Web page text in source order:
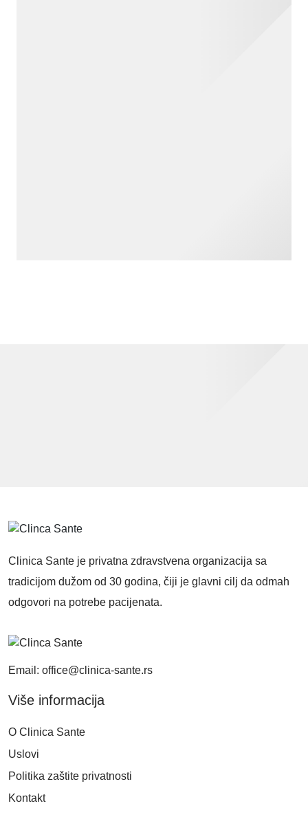
Clinica Sante je privatna zdravstvena organizacija sa
tradicijom dužom od 30 godina, čiji je glavni cilj da odmah
odgovori na potrebe pacijenata.
Email: office@clinica-sante.rs
Više informacija
O Clinica Sante
Uslovi
Politika zaštite privatnosti
Kontakt